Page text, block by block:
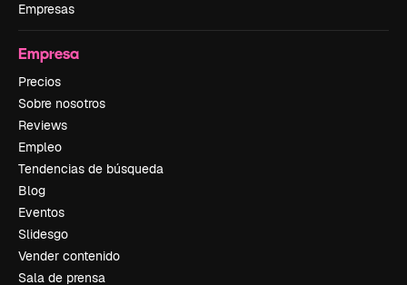
Empresas
Empresa
Precios
Sobre nosotros
Reviews
Empleo
Tendencias de búsqueda
Blog
Eventos
Slidesgo
Vender contenido
Sala de prensa